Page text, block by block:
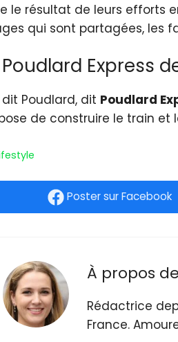
le résultat de leurs efforts
qui sont partagées, les
Poudlard Express
dit Poudlard, dit Poudlard
de construire le train
Postersur Facebook
À propos
Rédactrice
France.